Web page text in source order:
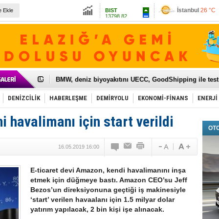
Ekle
Altın
Dolar47.5866
Euro 54.9577
Ankara31 °C
Galataport Projesi'nde sona yaklaşıldı
Kiralık minibüse talep artışı var
VW'de üst düzey atama
Ünye Limanı Türkiye'yi lider yapacak
Türkiye’nin en değerli markası yine THY
İzmir-Antalya seyahat süresi 3 saate inecek
Osmanlı'nın projesi ülkeye milyarlarca dolar gelir
Otomotivde üretim artıyor, satış beklentileri yükseldi
Toyota Türkiye, 800 kişi istihdam edecek
Otomobil ihracatı mayıs ayında yüzde 56 azaldı
HAVAŞ 21 havalimanında hizmete başladı
İran'a ait yük gemisi Irak karasularında battı
'Jet uçak' çözümü ile gemi ihracatına hareketlilik
Rus savaş gemisi Çanakkale Boğazı’ndan geçti
DENİZCİLİK HABERLEŞME DEMİRYOLU EKONOMİ-FİNANS ENERJİ
havalimanı için start verildi
16.05.2019 16:00
E-ticaret devi Amazon, kendi havalimanını inşa
etmek için düğmeye bastı. Amazon CEO’su Jeff
Bezos’un direksiyonuna geçtiği iş makinesiyle
‘start’ verilen havaalanı için 1.5 milyar dolar
yatırım yapılacak, 2 bin kişi işe alınacak.